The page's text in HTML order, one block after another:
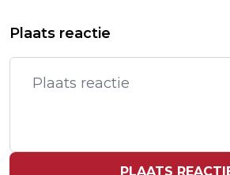
MEER INVESTEREN IN
TENNISTEAMS POLEN EN
ZWITSERLAND NAAR
CUP
Plaats reactie
PLAATS